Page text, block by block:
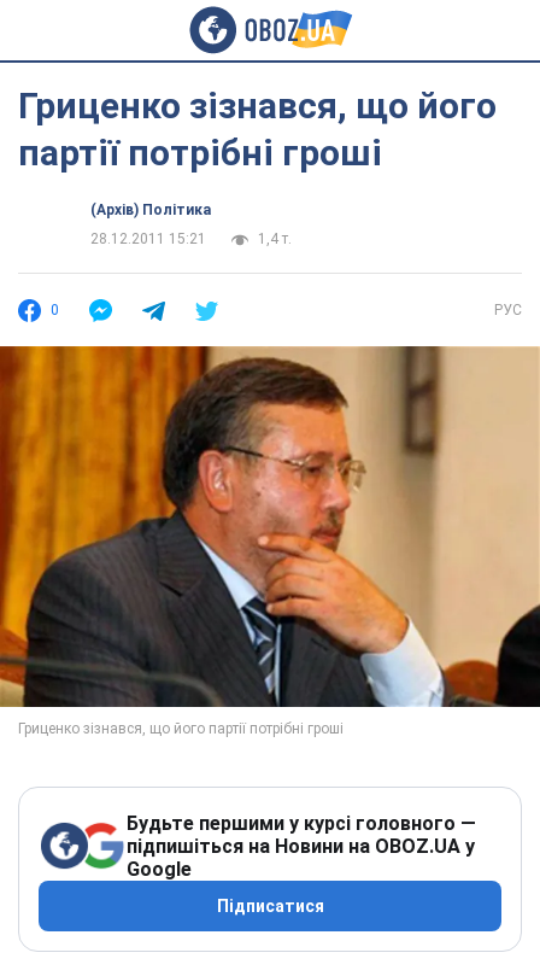
Гриценко зізнався, що його
партії потрібні гроші
(Архів) Політика
28.12.2011 15:21
1,4 т.
0 РУС
Будьте першими у курсі головного —
підпишіться на Новини на OBOZ.UA у
Google
Підписатися